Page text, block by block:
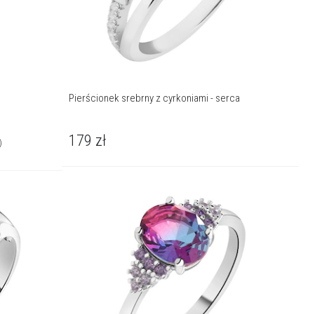
Pierścionek srebrny z cyrkoniami - serca
179 zł